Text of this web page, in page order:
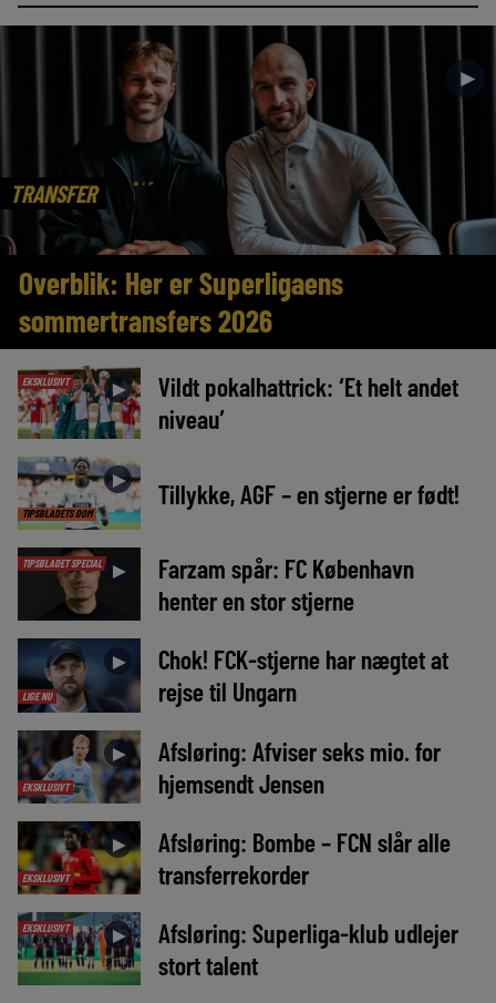
TRANSFER
►
Overblik: Her er Superligaens
sommertransfers 2026
EKSKLUSIVT ►
Vildt pokalhattrick: ‘Et helt andet
niveau’
TIPSBLADETS DOM
► Tillykke, AGF – en stjerne er født!
TIPSBLADET SPECIAL ►
Farzam spår: FC København
henter en stor stjerne
LIGE NU
►
Chok! FCK-stjerne har nægtet at
rejse til Ungarn
EKSKLUSIVT
►
Afsløring: Afviser seks mio. for
hjemsendt Jensen
EKSKLUSIVT
►
Afsløring: Bombe – FCN slår alle
transferrekorder
EKSKLUSIVT ►
Afsløring: Superliga-klub udlejer
stort talent